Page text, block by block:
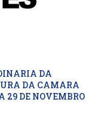
DA
DA CAMARA
29 DE NOVEMBRO